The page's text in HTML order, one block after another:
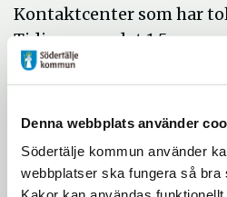
Denna webbplats använder
Södertälje kommun använder
webbplatser ska fungera så bra
Kontaktcenter som har
Tidigare var det 1,5
samma arbete. Det
en effektivisering, säger
Kontaktcenter på
Kontaktcenter
och är förutom ansvariga